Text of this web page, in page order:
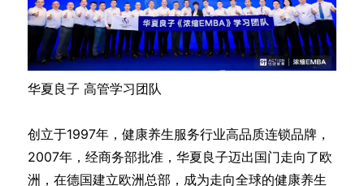
华夏良子 高管学习团队
创立于1997年，健康养生服务行业高品质连锁品牌，
2007年，经商务部批准，华夏良子迈出国门走向了欧
洲，在德国建立欧洲总部，成为走向全球的健康养生